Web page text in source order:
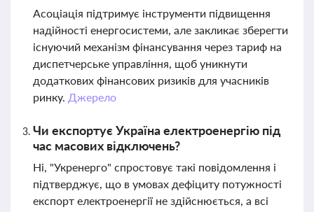
Асоціація підтримує інструменти підвищення
надійності енергосистеми, але закликає зберегти
існуючий механізм фінансування через тариф на
диспетчерське управління, щоб уникнути
додаткових фінансових ризиків для учасників
ринку. Джерело
Чи експортує Україна електроенергію під
час масових відключень?
Ні, "Укренерго" спростовує такі повідомлення і
підтверджує, що в умовах дефіциту потужності
експорт електроенергії не здійснюється, а всі